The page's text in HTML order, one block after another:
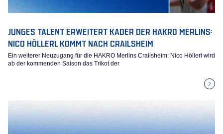
JUNGES TALENT ERWEITERT KADER DER HAKRO MERLINS:
NICO HÖLLERL KOMMT NACH CRAILSHEIM
Ein weiterer Neuzugang für die HAKRO Merlins Crailsheim: Nico Höllerl wird
ab der kommenden Saison das Trikot der